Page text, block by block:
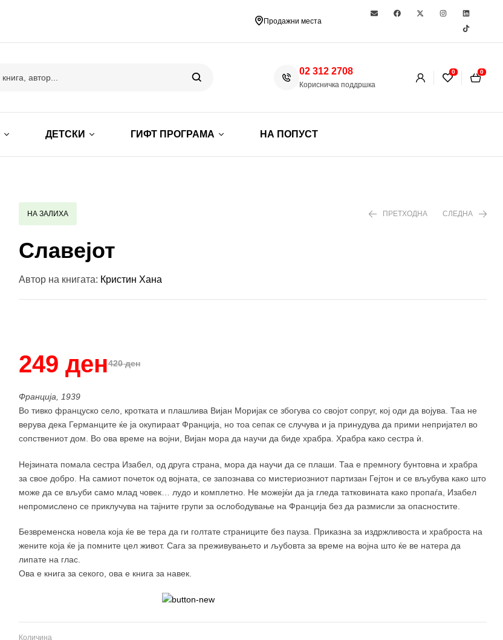
Продажни места
02 312 2708
Корисничка поддршка
0 0
ДЕТСКИ ГИФТ ПРОГРАМА НА ПОПУСТ
НА ЗАЛИХА ПРЕТХОДНА СЛЕДНА
Славејот
Автор на книгата: Кристин Хана
420 ден
249 ден
Франција, 1939
Во тивко француско село, кротката и плашлива Вијан Моријак се збогува со својот сопруг, кој оди да војува. Таа не
верува дека Германците ќе ја окупираат Франција, но тоа сепак се случува и ја принудува да прими непријател во
сопствениот дом. Во ова време на војни, Вијан мора да научи да биде храбра. Храбра како сестра ѝ.
Нејзината помала сестра Изабел, од друга страна, мора да научи да се плаши. Таа е премногу бунтовна и храбра
за свое добро. На самиот почеток од војната, се запознава со мистериозниот партизан Гејтон и се вљубува како што
може да се вљуби само млад човек… лудо и комплетно. Не можејќи да ја гледа татковината како пропаѓа, Изабел
непромислено се приклучува на тајните групи за ослободување на Франција без да размисли за опасностите.
Безвременска новела која ќе ве тера да ги голтате страниците без пауза. Приказна за издржливоста и храброста на
жените која ќе ја помните цел живот. Сага за преживувањето и љубовта за време на војна што ќе ве натера да
липате на глас.
Ова е книга за секого, ова е книга за навек.
Количина